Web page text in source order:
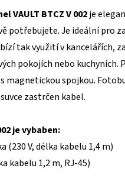
VAULT BTCZ V 002je
potřebujete. Je ideální pro
tak využití v kancelářích,
pokojích nebo kuchyních.
spojkou.
zastrčen kabel.
je vybaben:
(230 V, délka kabelu 1,4 m)
kabelu 1,2 m, RJ-45)